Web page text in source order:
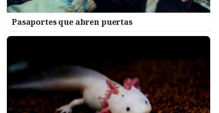
Pasaportes que abren puertas